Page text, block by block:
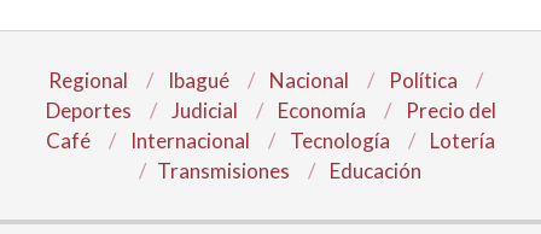
Regional Ibagué Nacional
Política
Deportes
Judicial Economía
Precio del
Café
Internacional Tecnología
Lotería
Transmisiones
Educación